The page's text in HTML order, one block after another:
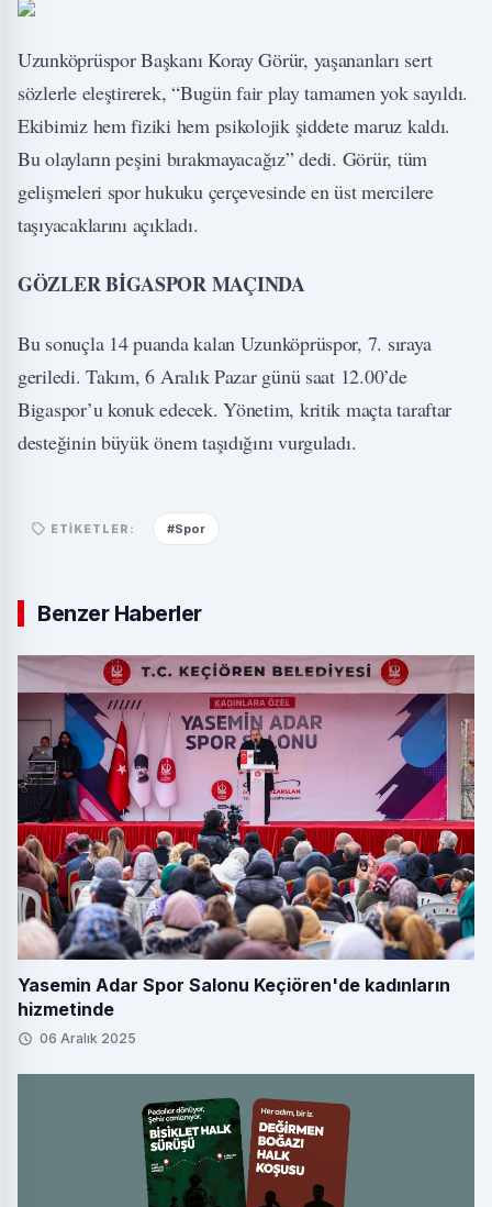
Uzunköprüspor Başkanı Koray Görür, yaşananları sert
sözlerle eleştirerek, “Bugün fair play tamamen yok sayıldı.
Ekibimiz hem fiziki hem psikolojik şiddete maruz kaldı.
Bu olayların peşini bırakmayacağız” dedi. Görür, tüm
gelişmeleri spor hukuku çerçevesinde en üst mercilere
taşıyacaklarını açıkladı.
GÖZLER BİGASPOR MAÇINDA
Bu sonuçla 14 puanda kalan Uzunköprüspor, 7. sıraya
geriledi. Takım, 6 Aralık Pazar günü saat 12.00’de
Bigaspor’u konuk edecek. Yönetim, kritik maçta taraftar
desteğinin büyük önem taşıdığını vurguladı.
ETIKETLER: #Spor
Benzer Haberler
Yasemin Adar Spor Salonu Keçiören'de kadınların
hizmetinde
06 Aralık 2025